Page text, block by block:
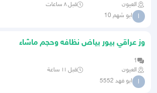
العيون قبل ٨ ساعات
ا ابو شهم 10
وز عراقي بيور بياض نظافه وحجم ماشاء
1
العيون
قبل ١١ ساعة
ا ابو فهد 5552